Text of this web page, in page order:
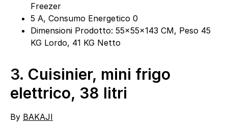
Freezer
5 A, Consumo Energetico 0
Dimensioni Prodotto: 55x55x143 CM, Peso 45
KG Lordo, 41 KG Netto
3. Cuisinier, mini frigo
elettrico, 38 litri
By BAKAJI